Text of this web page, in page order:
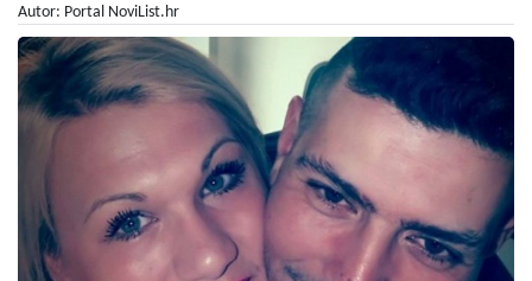
Autor: Portal NoviList.hr